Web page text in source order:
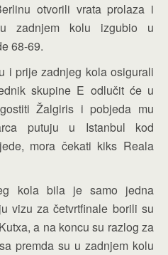
otvorili vrata prolaza i
zadnjem kolu izgubio u
68-69.
i prije zadnjeg kola osigurali
skupine E odlučit će u
Žalgiris i pobjeda mu
putuju u Istanbul kod
mora čekati kiks Reala
kola bila je samo jedna
vizu za četvrtfinale borili su
a na koncu su razlog za
premda su u zadnjem kolu